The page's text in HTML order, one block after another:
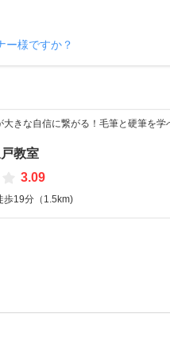
ー様ですか？
大きな自信に繋がる！毛筆と硬筆を学
教室
3.09
歩19分（1.5km)